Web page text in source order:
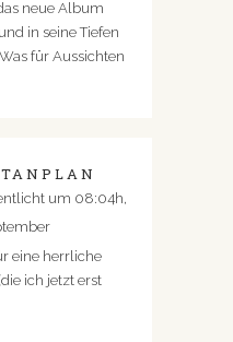
neue Album
in seine Tiefen
für Aussichten
um 08:04h,
eine herrliche
ich jetzt erst